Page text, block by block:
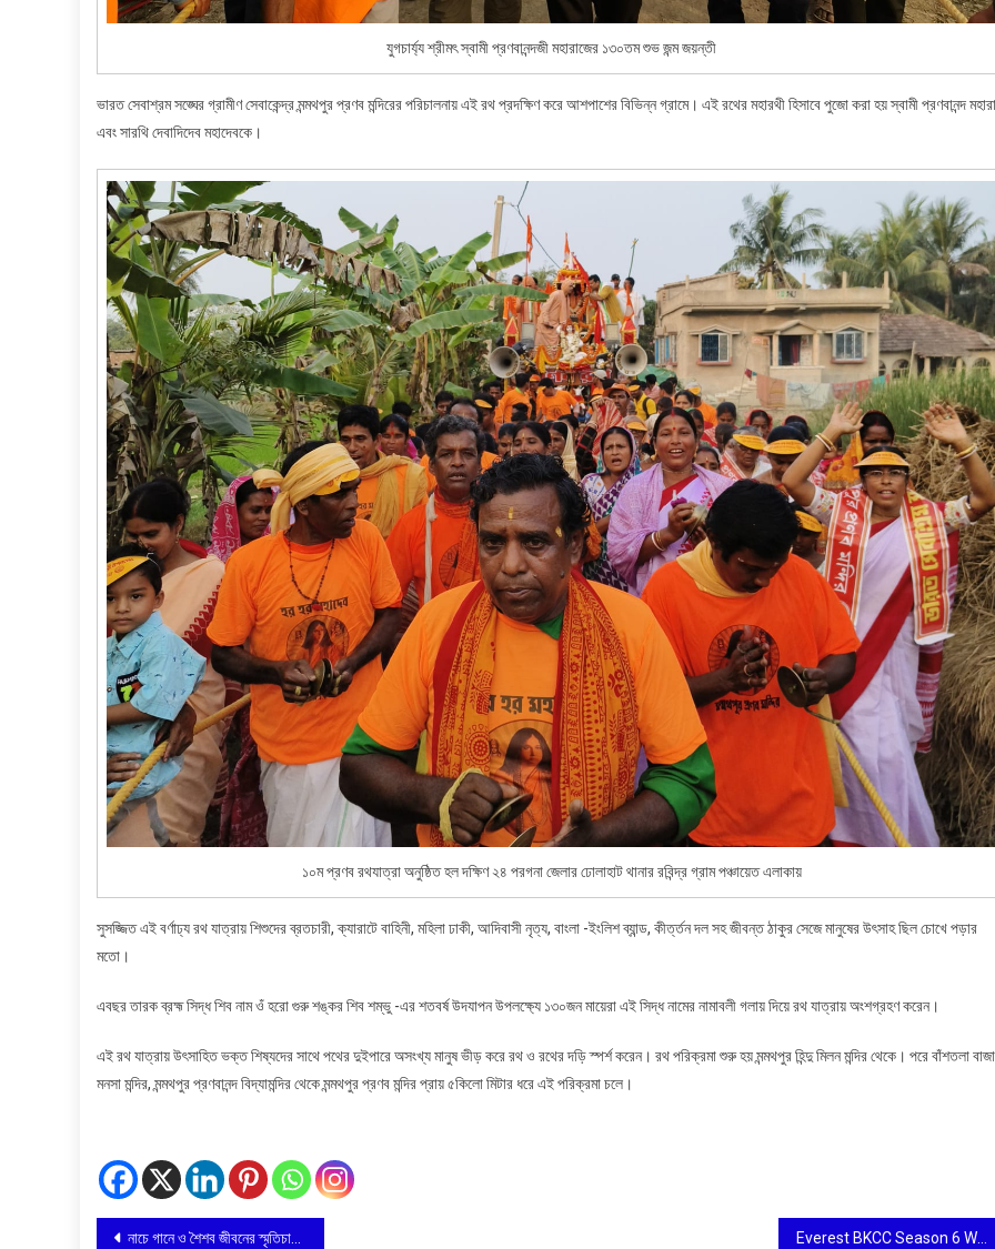
যুগচার্য্য শ্রীমৎ স্বামী প্রণবানন্দজী মহারাজের ১৩০তম শুভ জন্ম জয়ন্তী
ভারত সেবাশ্রম সঙ্ঘের গ্রামীণ সেবাকেন্দ্র মন্মথপুর প্রণব মন্দিরের পরিচালনায় এই রথ প্রদক্ষিণ করে আশপাশের বিভিন্ন গ্রামে। এই রথের মহারথী হিসাবে পুজো করা হয় স্বামী প্রণবানন্দ
এবং সারথি দেবাদিদেব মহাদেবকে।
১০ম প্রণব রথযাত্রা অনুষ্ঠিত হল দক্ষিণ ২৪ পরগনা জেলার ঢোলাহাট থানার রবিন্দ্র গ্রাম পঞ্চায়েত এলাকায়
সুসজ্জিত এই বর্ণাঢ্য রথ যাত্রায় শিশুদের ব্রতচারী, ক্যারাটে বাহিনী, মহিলা ঢাকী, আদিবাসী নৃত্য, বাংলা -ইংলিশ ব্যান্ড, কীর্ত্তন দল সহ জীবন্ত ঠাকুর সেজে মানুষের উৎসাহ ছিল চোখে পড়ার
মতো।
এবছর তারক ব্রহ্ম সিদ্ধ শিব নাম ওঁ হরো গুরু শঙ্কর শিব শম্ভু -এর শতবর্ষ উদযাপন উপলক্ষ্যে ১৩০জন মায়েরা এই সিদ্ধ নামের নামাবলী গলায় দিয়ে রথ যাত্রায় অংশগ্রহণ করেন।
এই রথ যাত্রায় উৎসাহিত ভক্ত শিষ্যদের সাথে পথের দুইপারে অসংখ্য মানুষ ভীড় করে রথ ও রথের দড়ি স্পর্শ করেন। রথ পরিক্রমা শুরু হয় মন্মথপুর হিন্দু মিলন মন্দির থেকে। পরে বাঁশতলা
মনসা মন্দির, মন্মথপুর প্রণবানন্দ বিদ্যামন্দির থেকে মন্মথপুর প্রণব মন্দির প্রায় ৫কিলো মিটার ধরে এই পরিক্রমা চলে।
Post
নাচে গানে ও শৈশব জীবনের স্মৃতিচারণ করলেন কলকাতায় মুজাফফরপুরের বাসিন্দারা